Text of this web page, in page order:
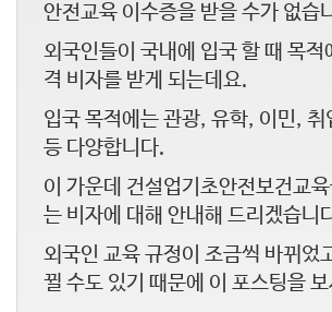
안전교육 이수증을 받을 수가 없습
외국인들이 국내에 입국 할 때 목적
격 비자를 받게 되는데요.
입국 목적에는 관광, 유학, 이민, 취
등 다양합니다.
이 가운데 건설업기초안전보건교
는 비자에 대해 안내해 드리겠습니
외국인 교육 규정이 조금씩 바뀌었
뀔 수도 있기 때문에 이 포스팅을